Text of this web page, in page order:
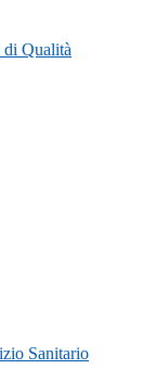
di Qualità
Sanitario